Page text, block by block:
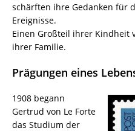
schärften ihre Gedanken für
Ereignisse.
Einen Großteil ihrer Kindheit
ihrer Familie.
Prägungen eines
1908 begann
Gertrud von Le Forte
das Studium der